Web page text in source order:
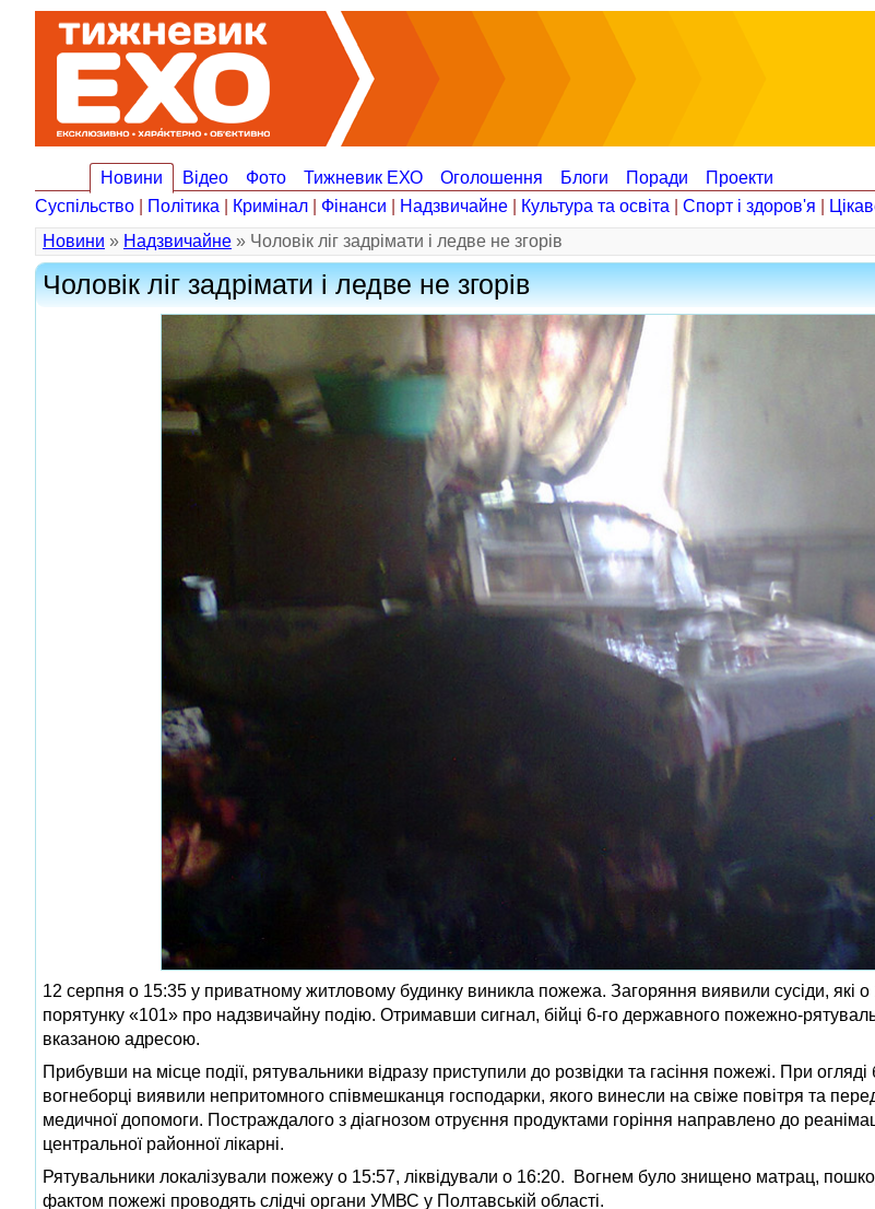
Новини Відео Фото Тижневик ЕХО Оголошення Блоги Поради
Проекти
Суспільство
Політика Кримінал Фінанси Надзвичайне Культура та освіта Спорт і здоров'я
Новини » Надзвичайне » Чоловік ліг задрімати і ледве не згорів
Чоловік ліг задрімати і ледве не згорів
12 серпня о 15:35 у приватному житловому будинку виникла пожежа. Загоряння виявили сусіди, які
порятунку «101» про надзвичайну подію. Отримавши сигнал, бійці 6-го державного пожежно-
вказаною адресою.
Прибувши на місце події, рятувальники відразу приступили до розвідки та гасіння пожежі. При огляді
вогнеборці виявили непритомного співмешканця господарки, якого винесли на свіже повітря та
медичної допомоги. Постраждалого з діагнозом отруєння продуктами горіння направлено до
центральної районної лікарні.
Рятувальники локалізували пожежу о 15:57, ліквідували о 16:20. Вогнем було знищено матрац,
фактом пожежі проводять слідчі органи УМВС у Полтавській області.